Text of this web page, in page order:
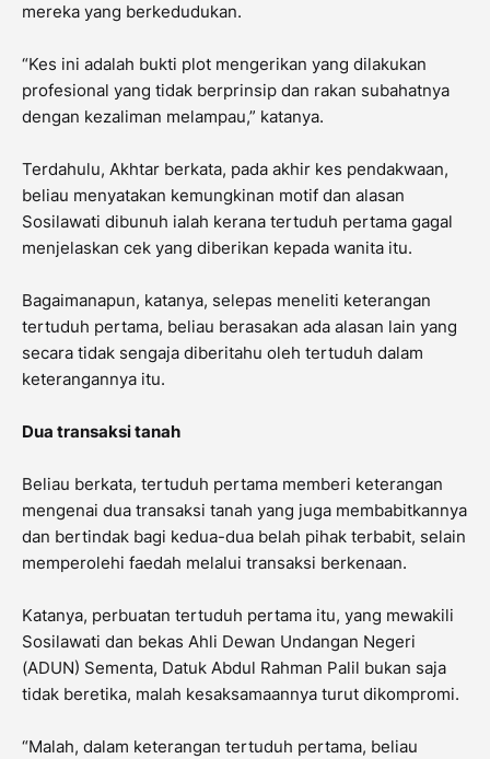
mereka yang berkedudukan.
“Kes ini adalah bukti plot mengerikan yang dilakukan
profesional yang tidak berprinsip dan rakan subahatnya
dengan kezaliman melampau,” katanya.
Terdahulu, Akhtar berkata, pada akhir kes pendakwaan,
beliau menyatakan kemungkinan motif dan alasan
Sosilawati dibunuh ialah kerana tertuduh pertama gagal
menjelaskan cek yang diberikan kepada wanita itu.
Bagaimanapun, katanya, selepas meneliti keterangan
tertuduh pertama, beliau berasakan ada alasan lain yang
secara tidak sengaja diberitahu oleh tertuduh dalam
keterangannya itu.
Dua transaksi tanah
Beliau berkata, tertuduh pertama memberi keterangan
mengenai dua transaksi tanah yang juga membabitkannya
dan bertindak bagi kedua-dua belah pihak terbabit, selain
memperolehi faedah melalui transaksi berkenaan.
Katanya, perbuatan tertuduh pertama itu, yang mewakili
Sosilawati dan bekas Ahli Dewan Undangan Negeri
(ADUN) Sementa, Datuk Abdul Rahman Palil bukan saja
tidak beretika, malah kesaksamaannya turut dikompromi.
“Malah, dalam keterangan tertuduh pertama, beliau